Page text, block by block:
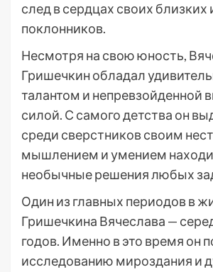
след в сердцах своих близких
поклонников.
Несмотря на свою юность,
Гришечкин обладал
талантом и непревзойденной
силой. С самого детства он
среди сверстников своим
мышлением и умением
необычные решения любых
Один из главных периодов в
Гришечкина Вячеслава —
годов. Именно в это время он
исследованию мироздания и